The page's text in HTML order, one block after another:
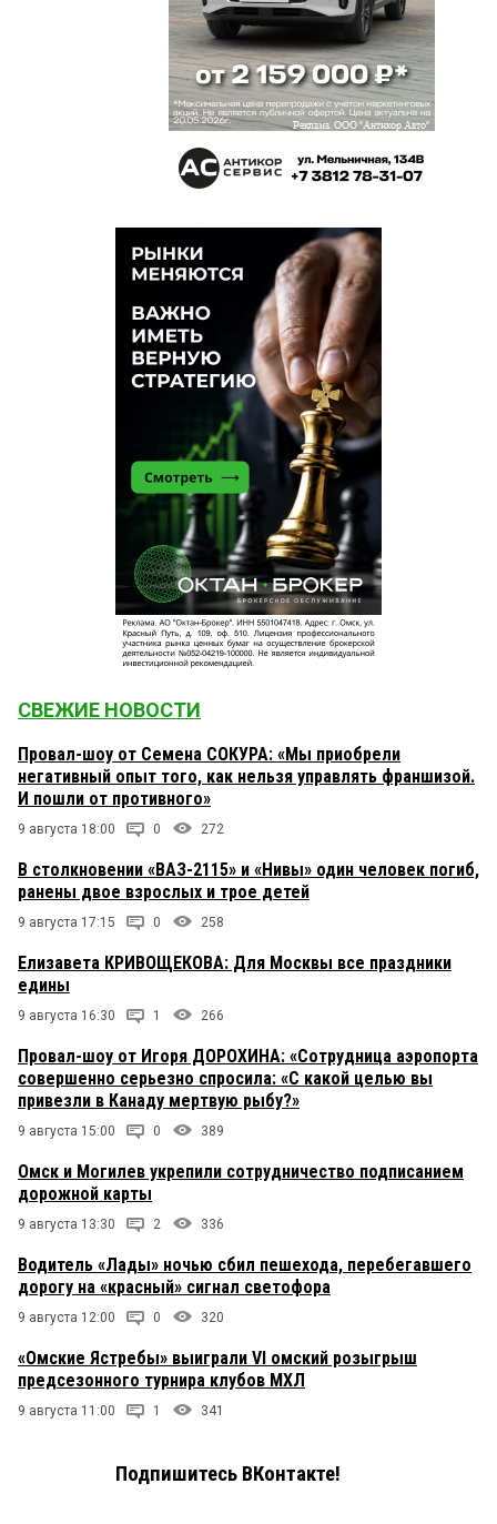
СВЕЖИЕ НОВОСТИ
Провал-шоу от Семена СОКУРА: «Мы приобрели
негативный опыт того, как нельзя управлять франшизой.
И пошли от противного»
9 августа 18:00 0 272
В столкновении «ВАЗ-2115» и «Нивы» один человек погиб,
ранены двое взрослых и трое детей
9 августа 17:15 0 258
Елизавета КРИВОЩЕКОВА: Для Москвы все праздники
едины
9 августа 16:30 1 266
Провал-шоу от Игоря ДОРОХИНА: «Сотрудница аэропорта
совершенно серьезно спросила: «С какой целью вы
привезли в Канаду мертвую рыбу?»
9 августа 15:00 0 389
Омск и Могилев укрепили сотрудничество подписанием
дорожной карты
9 августа 13:30 2 336
Водитель «Лады» ночью сбил пешехода, перебегавшего
дорогу на «красный» сигнал светофора
9 августа 12:00 0 320
«Омские Ястребы» выиграли VI омский розыгрыш
предсезонного турнира клубов МХЛ
9 августа 11:00 1 341
Подпишитесь ВКонтакте!